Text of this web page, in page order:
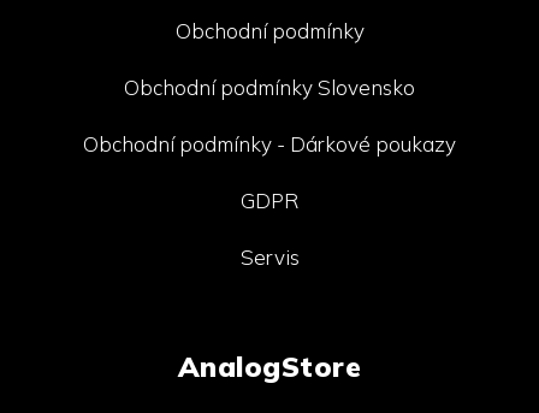
Obchodní podmínky
Obchodní podmínky Slovensko
Obchodní podmínky - Dárkové poukazy
GDPR
Servis
AnalogStore